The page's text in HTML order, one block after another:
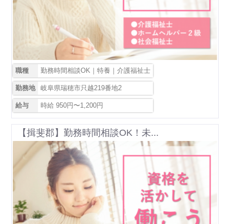
職種 勤務時間相談OK｜特養｜介護福祉士
勤務地 岐阜県瑞穂市只越219番地2
給与 時給 950円〜1,200円
【揖斐郡】勤務時間相談OK！未...